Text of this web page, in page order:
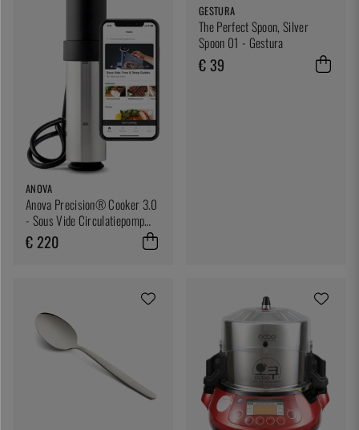
ANOVA
Anova Precision® Cooker 3.0
- Sous Vide Circulatiepomp
met Wi-Fi
€ 220
GESTURA
The Perfect Spoon, Silver
Spoon 01 - Gestura
€ 39